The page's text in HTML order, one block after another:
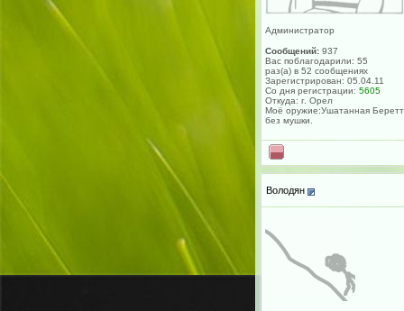
Администратор
Сообщений: 937
Вас поблагодарили: 55
раз(а) в 52 сообщениях
Зарегистрирован: 05.04.11
Со дня регистрации: 5605
Откуда: г. Орел
Моё оружие:Ушатанная
без мушки.
Володян